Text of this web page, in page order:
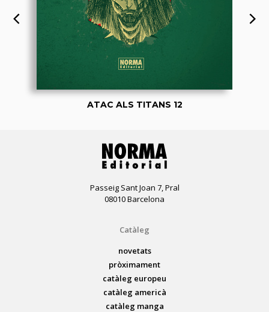
ATAC ALS TITANS 12
Passeig Sant Joan 7, Pral
08010 Barcelona
Catàleg
novetats
pròximament
catàleg europeu
catàleg americà
catàleg manga